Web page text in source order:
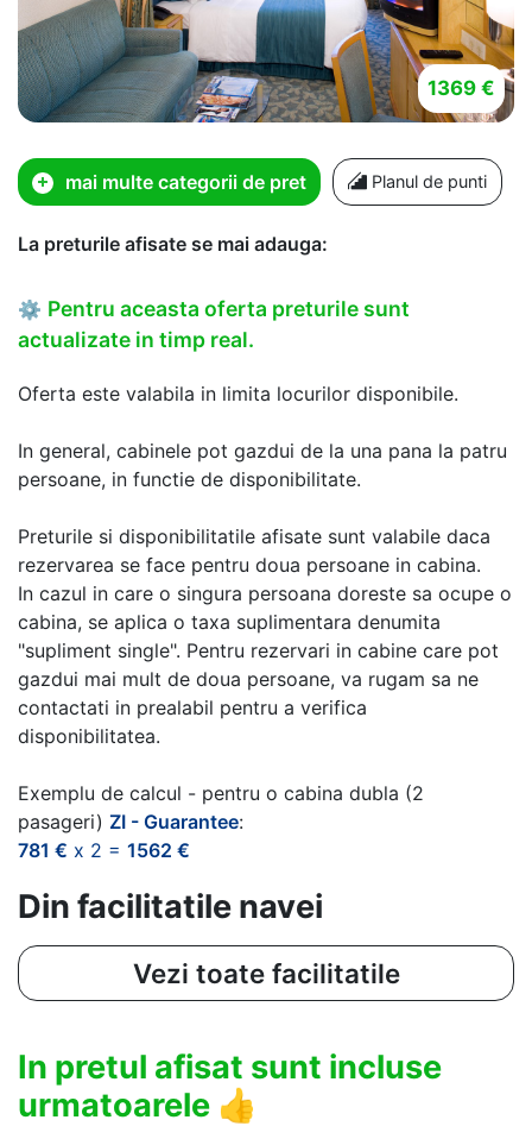
1369 €
mai multe categorii de pret Planul de punti
La preturile afisate se mai adauga:
⚙ Pentru aceasta oferta preturile sunt
actualizate in timp real.
Oferta este valabila in limita locurilor disponibile.
In general, cabinele pot gazdui de la una pana la patru
persoane, in functie de disponibilitate.
Preturile si disponibilitatile afisate sunt valabile daca
rezervarea se face pentru doua persoane in cabina.
In cazul in care o singura persoana doreste sa ocupe o
cabina, se aplica o taxa suplimentara denumita
"supliment single". Pentru rezervari in cabine care pot
gazdui mai mult de doua persoane, va rugam sa ne
contactati in prealabil pentru a verifica
disponibilitatea.
Exemplu de calcul - pentru o cabina dubla (2
pasageri) ZI - Guarantee:
781 € x 2 = 1562 €
Din facilitatile navei
Vezi toate facilitatile
In pretul afisat sunt incluse
urmatoarele 👍